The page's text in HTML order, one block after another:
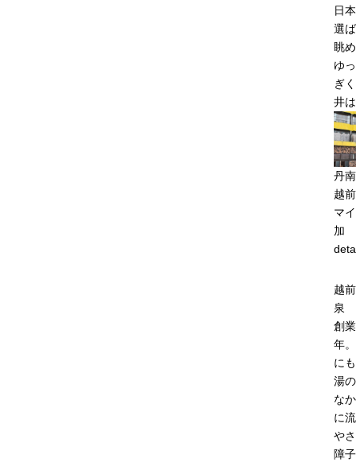
日
選
眺
ゆ
ぎ
井
丹南
越
マ
加
越
泉
創
年
に
湯
な
に
や
障